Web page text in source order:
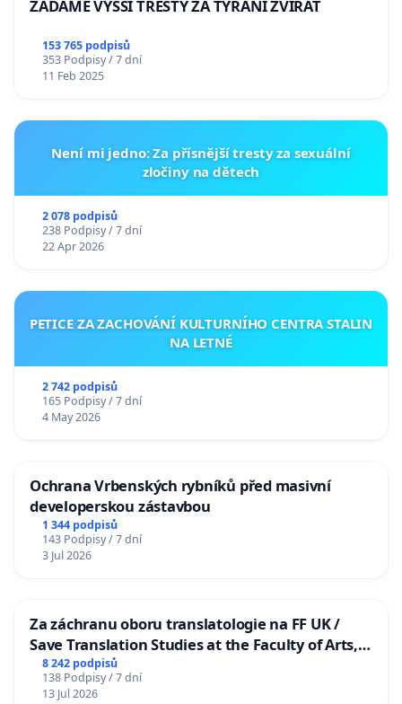
ŽÁDÁME VYŠŠÍ TRESTY ZA TÝRÁNÍ ZVÍŘAT
153 765 podpisů
353 Podpisy / 7 dní
11 Feb 2025
Není mi jedno: Za přísnější tresty za sexuální
zločiny na dětech
2 078 podpisů
238 Podpisy / 7 dní
22 Apr 2026
PETICE ZA ZACHOVÁNÍ KULTURNÍHO CENTRA STALIN
NA LETNÉ
2 742 podpisů
165 Podpisy / 7 dní
4 May 2026
Ochrana Vrbenských rybníků před masivní
developerskou zástavbou
1 344 podpisů
143 Podpisy / 7 dní
3 Jul 2026
Za záchranu oboru translatologie na FF UK /
Save Translation Studies at the Faculty of Arts,
Charles University
8 242 podpisů
138 Podpisy / 7 dní
13 Jul 2026